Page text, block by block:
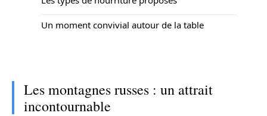
Un moment convivial autour de la table
Les montagnes russes : un attrait
incontournable